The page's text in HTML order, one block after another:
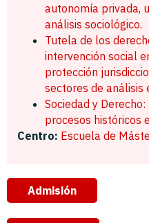
autonomía privada,
análisis sociológico.
Tutela de los
intervención social
protección
sectores de análisis
Sociedad y
procesos históricos
Centro: Escuela de
Admisión